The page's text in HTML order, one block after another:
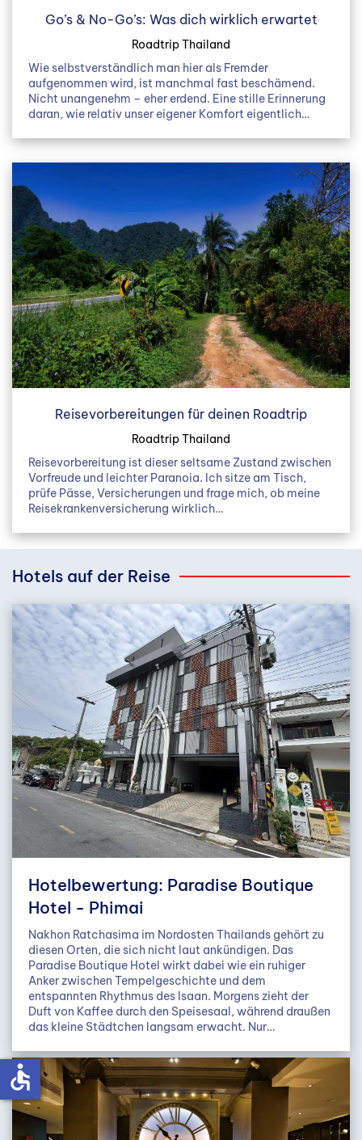
Go’s & No-Go’s: Was dich wirklich erwartet
Roadtrip Thailand
Wie selbstverständlich man hier als Fremder
aufgenommen wird, ist manchmal fast beschämend.
Nicht unangenehm – eher erdend. Eine stille Erinnerung
daran, wie relativ unser eigener Komfort eigentlich…
Reisevorbereitungen für deinen Roadtrip
Roadtrip Thailand
Reisevorbereitung ist dieser seltsame Zustand zwischen
Vorfreude und leichter Paranoia. Ich sitze am Tisch,
prüfe Pässe, Versicherungen und frage mich, ob meine
Reisekrankenversicherung wirklich…
Hotels auf der Reise
Hotelbewertung: Paradise Boutique
Hotel - Phimai
Nakhon Ratchasima im Nordosten Thailands gehört zu
diesen Orten, die sich nicht laut ankündigen. Das
Paradise Boutique Hotel wirkt dabei wie ein ruhiger
Anker zwischen Tempelgeschichte und dem
entspannten Rhythmus des Isaan. Morgens zieht der
Duft von Kaffee durch den Speisesaal, während draußen
das kleine Städtchen langsam erwacht. Nur…
accessible